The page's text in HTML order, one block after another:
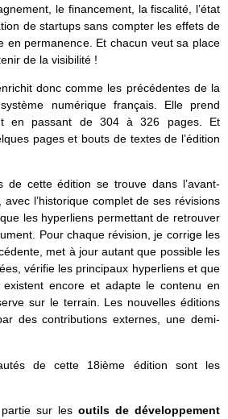
le financement, la fiscalité, l’état
de startups sans compter les effets de
en permanence. Et chacun veut sa place
de la visibilité !
donc comme les précédentes de la
numérique français. Elle prend
en passant de 304 à 326 pages. Et
pages et bouts de textes de l’édition
de cette édition se trouve dans l’avant-
l’historique complet de ses révisions
les hyperliens permettant de retrouver
Pour chaque révision, je corrige les
met à jour autant que possible les
vérifie les principaux hyperliens et que
existent encore et adapte le contenu en
sur le terrain. Les nouvelles éditions
des contributions externes, une demi-
de cette 18ième édition sont les
partie sur les outils de développement